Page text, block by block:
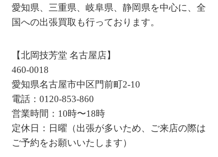
愛知県、三重県、岐阜県、静岡県を中心に、全
国への出張買取も行っております。
【北岡技芳堂 名古屋店】
460-0018
愛知県名古屋市中区門前町2-10
電話：0120-853-860
営業時間：10時〜18時
定休日：日曜（出張が多いため、ご来店の際は
ご予約をお願いいたします）